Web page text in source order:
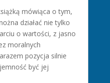
mówiąca o tym,
działać nie tylko
o wartości, z jasno
moralnych
pozycja silnie
być jej